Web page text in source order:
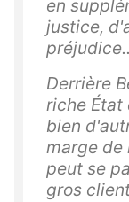
en
justice,
Derrière
riche État
bien
marge de
peut se
gros